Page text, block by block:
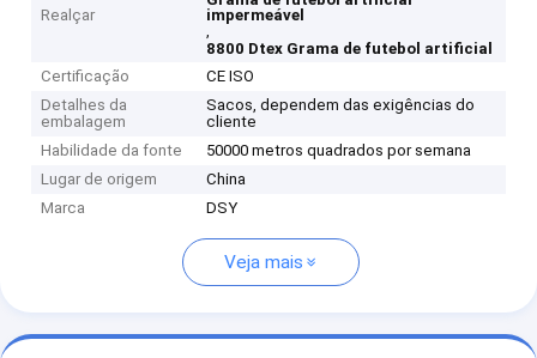
Realçar
impermeável
,
8800 Dtex Grama de futebol artificial
Certificação
CE ISO
Detalhes da
embalagem
Sacos, dependem das exigências do
cliente
Habilidade da fonte
50000 metros quadrados por semana
Lugar de origem
China
Marca
DSY
Veja mais